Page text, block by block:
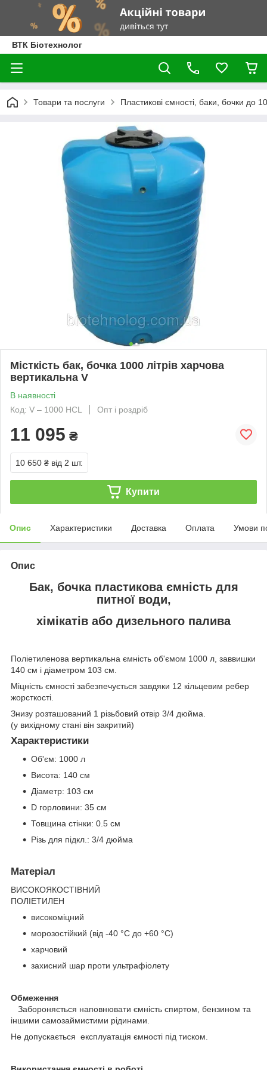
ВТК Біотехнолог
Товари та послуги Пластикові ємності, баки, бочки до
Місткість бак, бочка 1000 літрів харчова
вертикальна V
В наявності
Код: V – 1000 HCL
Опт і роздріб
11 095 ₴
10 650 ₴ від 2 шт.
Купити
Опис Характеристики Доставка Оплата Умови
Опис
Бак, бочка пластикова ємність для
питної води,
хімікатів або дизельного палива
Поліетиленова вертикальна ємність об'ємом 1000 л, заввишки
140 см і діаметром 103 см.
Міцність ємності забезпечується завдяки 12 кільцевим ребер
жорсткості.
Знизу розташований 1 різьбовий отвір 3/4 дюйма.
(у вихідному стані він закритий)
Характеристики
Об'єм: 1000 л
Висота: 140 см
Діаметр: 103 см
D горловини: 35 см
Товщина стінки: 0.5 см
Різь для підкл.: 3/4 дюйма
Матеріал
ВИСОКОЯКОСТІВНИЙ
ПОЛІЕТИЛЕН
високоміцний
морозостійкий (від -40 °C до +60 °C)
харчовий
захисний шар проти ультрафіолету
Обмеження
Забороняється наповнювати ємність спиртом, бензином та
іншими самозаймистими рідинами.
Не допускається експлуатація ємності під тиском.